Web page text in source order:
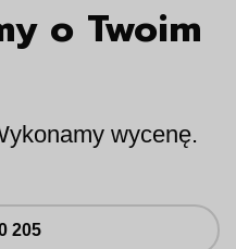
o Twoim
wycenę.
205